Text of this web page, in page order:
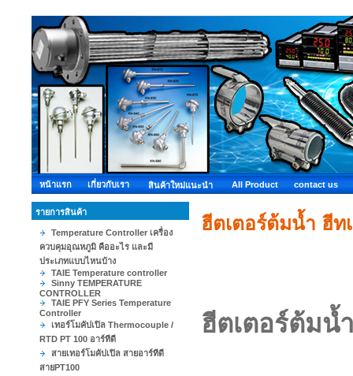
หน้าแรก เกี่ยวกับเรา สินค้าใหม่แนะนำ All Product contact us
รายการสินค้า
Temperature Controller เครื่อง
ควบคุมอุณหภูมิ คืออะไร และมี
ประเภทแบบไหนบ้าง
TAIE Temperature controller
Sinny TEMPERATURE
CONTROLLER
TAIE PFY Series Temperature
Controller
เทอร์โมคัปเปิล Thermocouple /
RTD PT 100 อาร์ทีดี
สายเทอร์โมคัปเปิล สายอาร์ทีดี
สายPT100
ฮีตเตอร์ต้มน้ำ ฮีท
ฮีตเตอร์ต้มน้